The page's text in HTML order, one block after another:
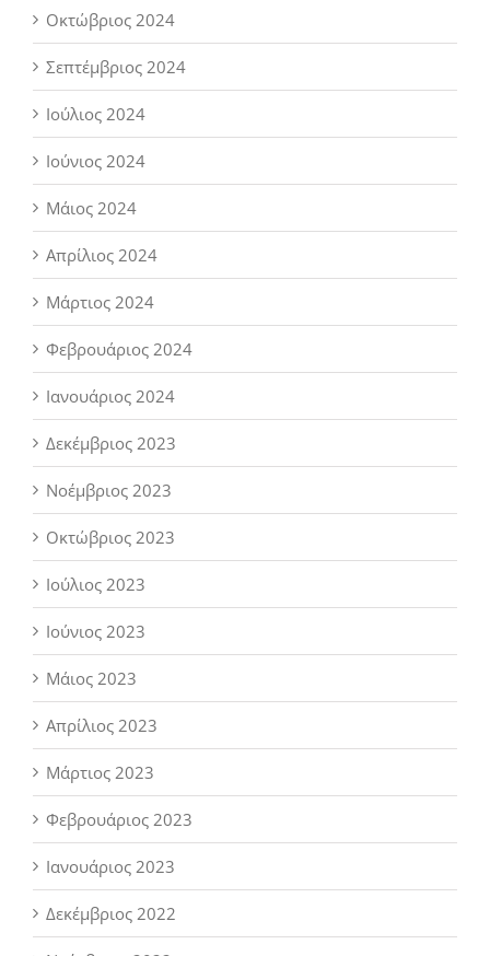
Οκτώβριος 2024
Σεπτέμβριος 2024
Ιούλιος 2024
Ιούνιος 2024
Μάιος 2024
Απρίλιος 2024
Μάρτιος 2024
Φεβρουάριος 2024
Ιανουάριος 2024
Δεκέμβριος 2023
Νοέμβριος 2023
Οκτώβριος 2023
Ιούλιος 2023
Ιούνιος 2023
Μάιος 2023
Απρίλιος 2023
Μάρτιος 2023
Φεβρουάριος 2023
Ιανουάριος 2023
Δεκέμβριος 2022